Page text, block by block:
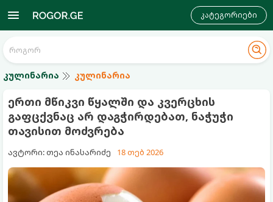
კატეგორიები
კულინარია კულინარია
ერთი მწიკვი წყალში და კვერცხის
გაფცქვნაც არ დაგჭირდებათ, ნაჭუჭი
თავისით მოძვრება
ავტორი: თეა ინასარიძე 18 თებ 2026